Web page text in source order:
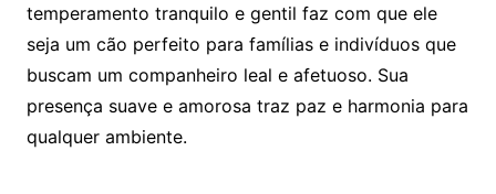
temperamento tranquilo e gentil faz com que ele
seja um cão perfeito para famílias e indivíduos que
buscam um companheiro leal e afetuoso. Sua
presença suave e amorosa traz paz e harmonia para
qualquer ambiente.